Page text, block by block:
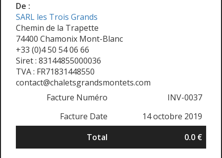
De :
SARL les Trois Grands
Chemin de la Trapette
74400 Chamonix Mont-Blanc
+33 (0)4 50 54 06 66
Siret : 83144855000036
TVA : FR71831448550
contact@chaletsgrandsmontets.com
Facture Numéro
INV-0037
Facture Date
14 octobre 2019
Total
0.0 €